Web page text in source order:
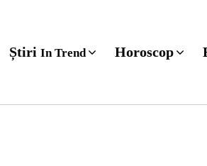
Știri In Trend Horoscop